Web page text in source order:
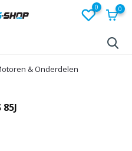
0 0
& Onderdelen